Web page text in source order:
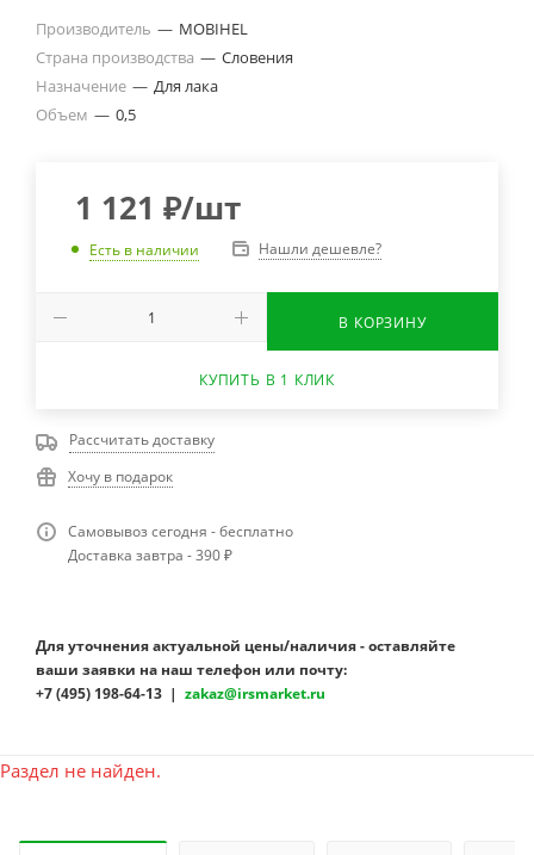
Производитель — MOBIHEL
Страна производства — Словения
Назначение — Для лака
Объем — 0,5
1 121 ₽/шт
Есть в наличии Нашли дешевле?
В КОРЗИНУ
КУПИТЬ В 1 КЛИК
Рассчитать доставку
Хочу в подарок
Самовывоз сегодня - бесплатно
Доставка завтра - 390 ₽
Для уточнения актуальной цены/наличия - оставляйте
ваши заявки на наш телефон или почту:
+7 (495) 198-64-13 | zakaz@irsmarket.ru
Раздел не найден.